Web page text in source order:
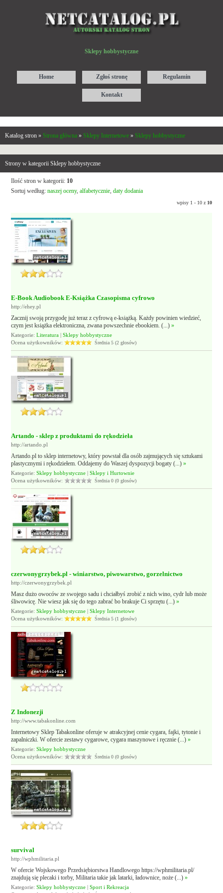
Sklepy hobbystyczne
Home Zgłoś stronę Regulamin
Kontakt
Katalog stron » Strona główna » Sklepy Internetowe » Sklepy hobbystyczne
Strony w kategorii Sklepy hobbystyczne
Ilość stron w kategorii: 10
Sortuj według:naszej oceny,alfabetycznie ,daty dodania
wpisy 1 - 10 z 10
E-Book Audiobook E-Książka Czasopisma cyfrowo
http://ehey.pl
Zacznij swoją przygodę już teraz z cyfrową e-książką. Każdy powinien wiedzieć,
czym jest książka elektroniczna, zwana powszechnie ebookiem. (...)»
Kategorie:Literatura |Sklepy hobbystyczne
Ocena użytkowników:
Średnia 5 (2 głosów)
Artando - sklep z produktami do rękodzieła
http://artando.pl
Artando.pl to sklep internetowy, który powstał dla osób zajmujących się sztukami
plastycznymi i rękodziełem. Oddajemy do Waszej dyspozycji bogaty (...)»
Kategorie:Sklepy hobbystyczne |Sklepy i Hurtownie
Ocena użytkowników:
Średnia 0 (0 głosów)
czerwonygrzybek.pl - winiarstwo, piwowarstwo, gorzelnictwo
http://czerwonygrzybek.pl
Masz dużo owoców ze swojego sadu i chciałbyś zrobić z nich wino, cydr lub może
śliwowicę. Nie wiesz jak się do tego zabrać bo brakuje Ci sprzętu (...)»
Kategorie:Sklepy hobbystyczne |Sklepy Internetowe
Ocena użytkowników:
Średnia 5 (1 głosów)
Z Indonezji
http://www.tabakonline.com
Internetowy Sklep Tabakonline oferuje w atrakcyjnej cenie cygara, fajki, tytonie i
zapalniczki. W ofercie zestawy cygarowe, cygara maszynowe i ręcznie (...)»
Kategorie:Sklepy hobbystyczne
Ocena użytkowników:
Średnia 0 (0 głosów)
survival
http://wphmilitaria.pl
W ofercie Wojskowego Przedsiębiorstwa Handlowego https://wphmilitaria.pl/
znajdują się plecaki i torby, Militaria takie jak latarki, ładownice, noże (...)»
Kategorie:Sklepy hobbystyczne |Sport i Rekreacja